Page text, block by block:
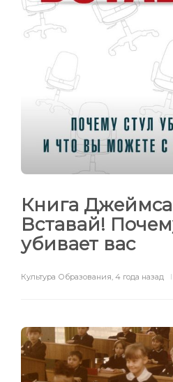
Книга
Вставай!
убивает вас
Культура Образования, 4 года назад